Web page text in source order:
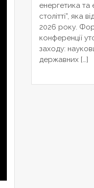
енергетика та
столітті”, яка
2026 року.
конференції
заходу:
державних […]